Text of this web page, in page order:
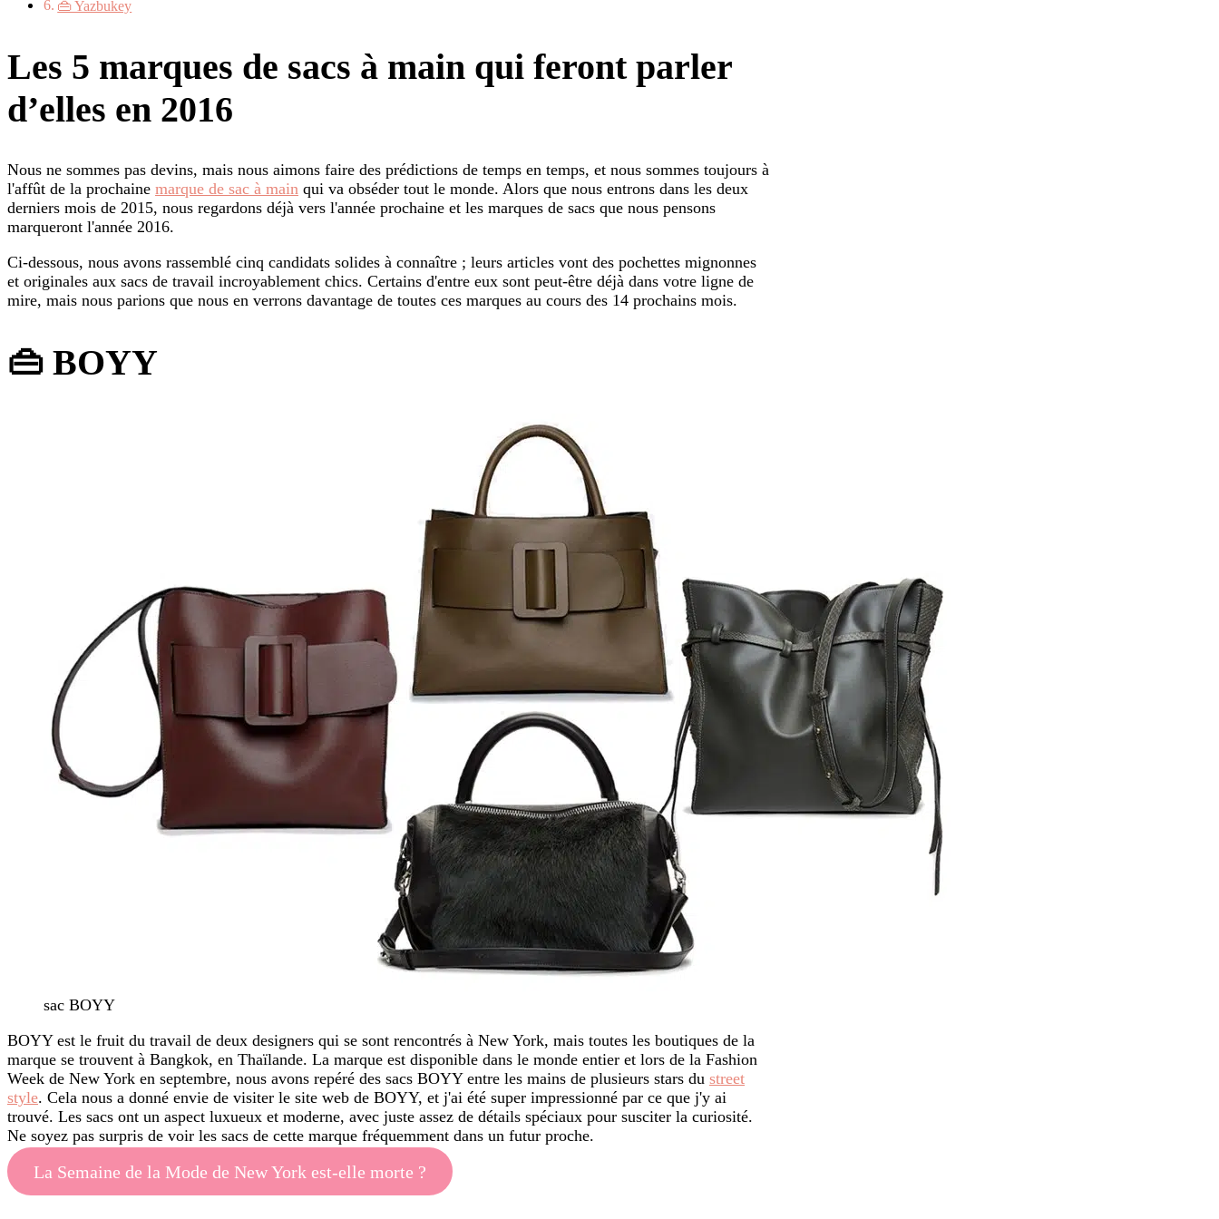
👜 Yazbukey
Les 5 marques de sacs à main qui feront parler
d’elles en 2016
Nous ne sommes pas devins, mais nous aimons faire des prédictions de temps en temps, et nous sommes toujours à
l'affût de la prochaine marque de sac à main qui va obséder tout le monde. Alors que nous entrons dans les deux
derniers mois de 2015, nous regardons déjà vers l'année prochaine et les marques de sacs que nous pensons
marqueront l'année 2016.
Ci-dessous, nous avons rassemblé cinq candidats solides à connaître ; leurs articles vont des pochettes mignonnes
et originales aux sacs de travail incroyablement chics. Certains d'entre eux sont peut-être déjà dans votre ligne de
mire, mais nous parions que nous en verrons davantage de toutes ces marques au cours des 14 prochains mois.
👜 BOYY
sac BOYY
BOYY est le fruit du travail de deux designers qui se sont rencontrés à New York, mais toutes les boutiques de la
marque se trouvent à Bangkok, en Thaïlande. La marque est disponible dans le monde entier et lors de la Fashion
Week de New York en septembre, nous avons repéré des sacs BOYY entre les mains de plusieurs stars du street
style. Cela nous a donné envie de visiter le site web de BOYY, et j'ai été super impressionné par ce que j'y ai
trouvé. Les sacs ont un aspect luxueux et moderne, avec juste assez de détails spéciaux pour susciter la curiosité.
Ne soyez pas surpris de voir les sacs de cette marque fréquemment dans un futur proche.
La Semaine de la Mode de New York est-elle morte ?